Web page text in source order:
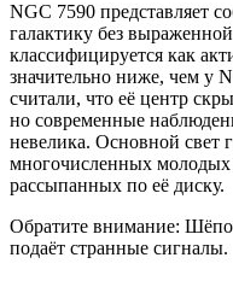
NGC 7590 представляет
галактику без
классифицируется как
значительно ниже, чем у
считали, что её центр
но современные
невелика. Основной свет
многочисленных молодых
рассыпанных по её диску.
Обратите внимание:
подаёт странные сигналы.